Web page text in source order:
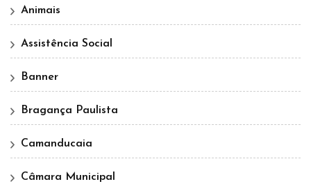
Animais
Assistência Social
Banner
Bragança Paulista
Camanducaia
Câmara Municipal